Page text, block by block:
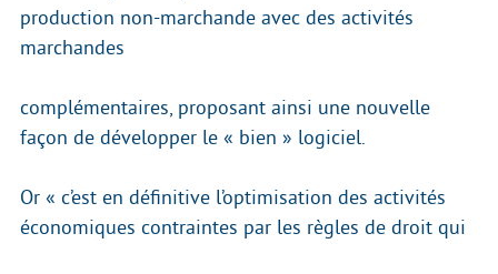
production non-marchande avec des activités
marchandes
complémentaires, proposant ainsi une nouvelle
façon de développer le « bien » logiciel.
Or « c’est en définitive l’optimisation des activités
économiques contraintes par les règles de droit qui